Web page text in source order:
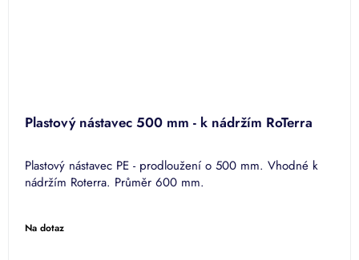
Plastový nástavec 500 mm - k nádržím RoTerra
Plastový nástavec PE - prodloužení o 500 mm. Vhodné k
nádržím Roterra. Průměr 600 mm.
Na dotaz